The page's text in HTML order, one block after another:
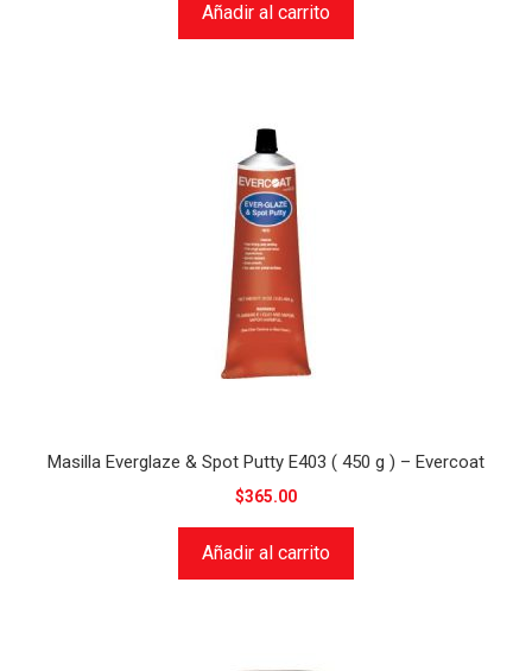
Añadir al carrito
Masilla Everglaze & Spot Putty E403 ( 450 g ) – Evercoat
$365.00
Añadir al carrito